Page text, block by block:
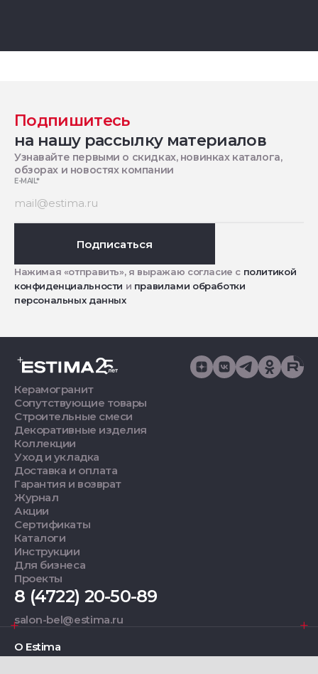
Подпишитесь
на нашу рассылку материалов
Узнавайте первыми о скидках, новинках каталога,
обзорах и новостях компании
E-MAIL*
Подписаться
Нажимая «отправить», я выражаю согласие с политикой
конфиденциальности и правилами обработки
персональных данных
Керамогранит
Сопутствующие товары
Строительные смеси
Декоративные изделия
Коллекции
Уход и укладка
Доставка и оплата
Гарантия и возврат
Журнал
Акции
Сертификаты
Каталоги
Инструкции
Для бизнеса
Проекты
8 (4722) 20-50-89
salon-bel@estima.ru
О Estima